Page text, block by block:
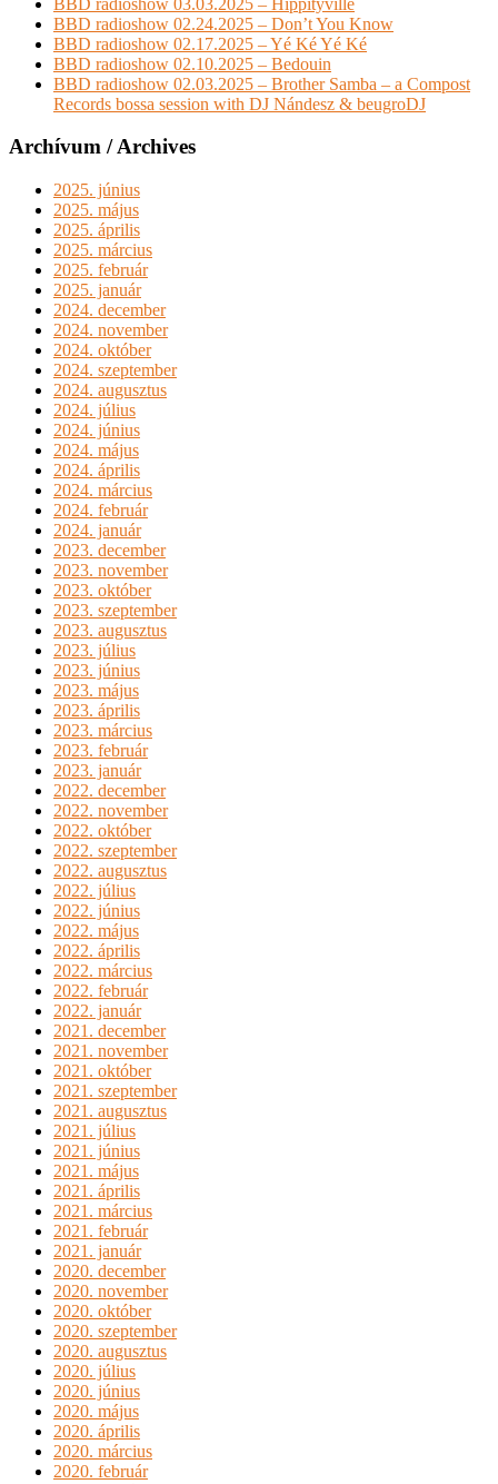
BBD radioshow 02.24.2025 – Don’t You Know
BBD radioshow 02.17.2025 – Yé Ké Yé Ké
BBD radioshow 02.10.2025 – Bedouin
BBD radioshow 02.03.2025 – Brother Samba – a Compost
Records bossa session with DJ Nándesz & beugroDJ
Archívum / Archives
2025. június
2025. május
2025. április
2025. március
2025. február
2025. január
2024. december
2024. november
2024. október
2024. szeptember
2024. augusztus
2024. július
2024. június
2024. május
2024. április
2024. március
2024. február
2024. január
2023. december
2023. november
2023. október
2023. szeptember
2023. augusztus
2023. július
2023. június
2023. május
2023. április
2023. március
2023. február
2023. január
2022. december
2022. november
2022. október
2022. szeptember
2022. augusztus
2022. július
2022. június
2022. május
2022. április
2022. március
2022. február
2022. január
2021. december
2021. november
2021. október
2021. szeptember
2021. augusztus
2021. július
2021. június
2021. május
2021. április
2021. március
2021. február
2021. január
2020. december
2020. november
2020. október
2020. szeptember
2020. augusztus
2020. július
2020. június
2020. május
2020. április
2020. március
2020. február